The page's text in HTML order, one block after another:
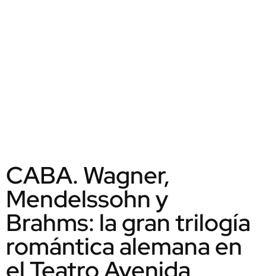
CABA. Wagner,
Mendelssohn y
Brahms: la gran trilogía
romántica alemana en